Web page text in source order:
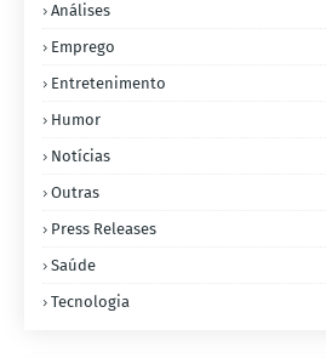
Análises
Emprego
Entretenimento
Humor
Notícias
Outras
Press Releases
Saúde
Tecnologia